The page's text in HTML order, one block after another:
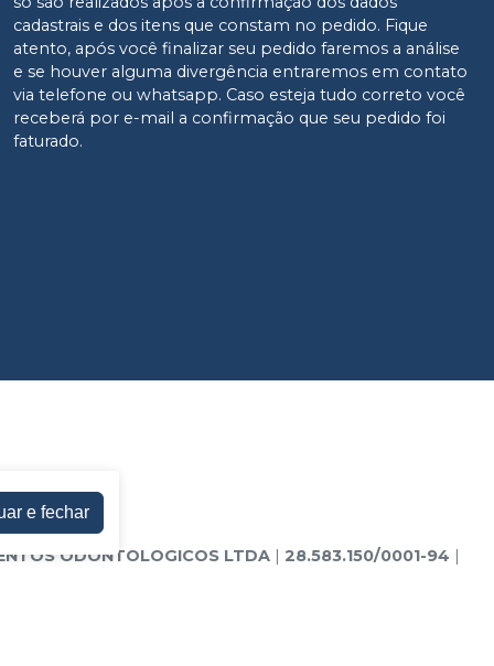
cadastrais e dos itens que constam no pedido. Fique
atento, após você finalizar seu pedido faremos a análise
e se houver alguma divergência entraremos em contato
via telefone ou whatsapp. Caso esteja tudo correto você
receberá por e-mail a confirmação que seu pedido foi
faturado.
ODONTOLOGICOS LTDA | 28.583.150/0001-94 |
e fechar